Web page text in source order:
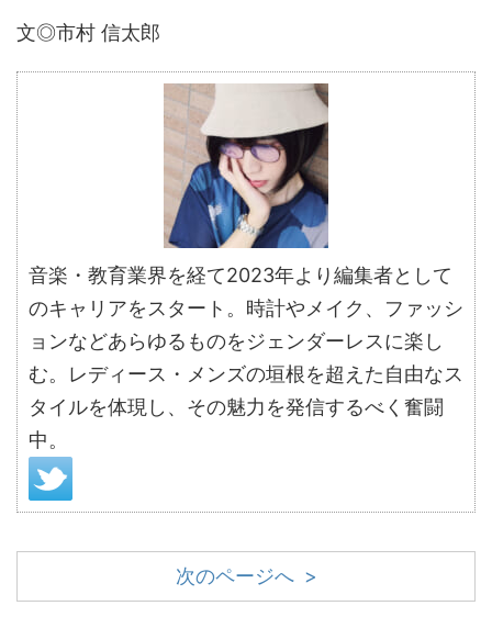
文◎市村 信太郎
音楽・教育業界を経て2023年より編集者として
のキャリアをスタート。時計やメイク、ファッシ
ョンなどあらゆるものをジェンダーレスに楽し
む。レディース・メンズの垣根を超えた自由なス
タイルを体現し、その魅力を発信するべく奮闘
中。
次のページへ >